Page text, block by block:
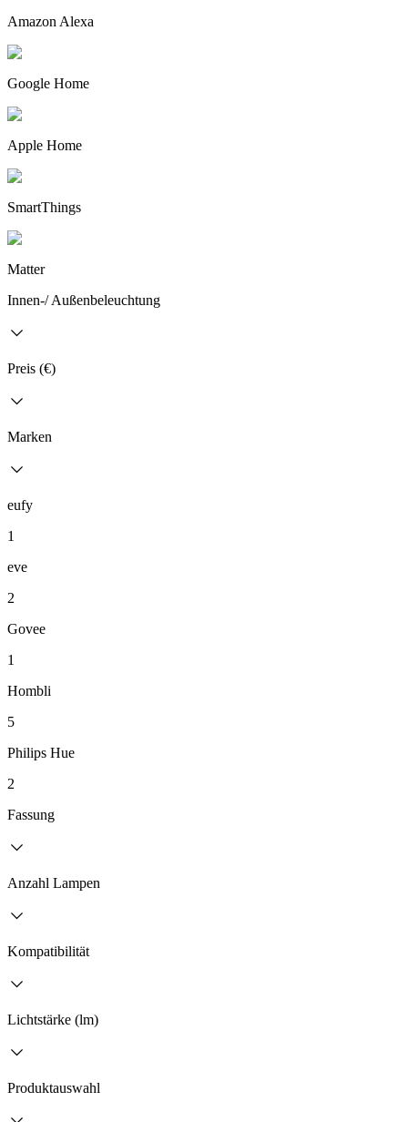
Amazon Alexa
Google Home
Apple Home
SmartThings
Matter
Innen-/ Außenbeleuchtung
Preis (€)
Marken
eufy
1
eve
2
Govee
1
Hombli
5
Philips Hue
2
Fassung
Anzahl Lampen
Kompatibilität
Lichtstärke (lm)
Produktauswahl